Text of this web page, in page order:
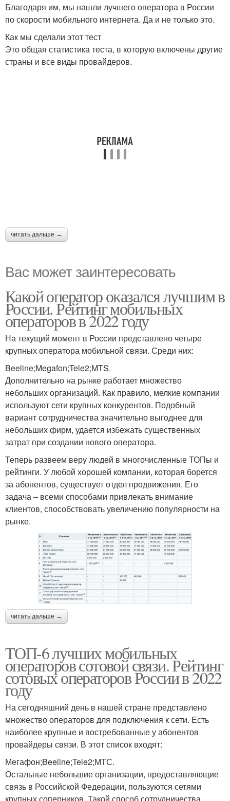
Благодаря им, мы нашли лучшего оператора в России
по скорости мобильного интернета. Да и не только это.
Как мы сделали этот тест
Это общая статистика теста, в которую включены другие
страны и все виды провайдеров.
читать дальше →
Вас может заинтересовать
Какой оператор оказался лучшим в
России. Рейтинг мобильных
операторов в 2022 году
На текущий момент в России представлено четыре
крупных оператора мобильной связи. Среди них:
Beeline;Megafon;Tele2;MTS.
Дополнительно на рынке работает множество
небольших организаций. Как правило, мелкие компании
используют сети крупных конкурентов. Подобный
вариант сотрудничества значительно выгоднее для
небольших фирм, удается избежать существенных
затрат при создании нового оператора.
Теперь развеем веру людей в многочисленные ТОПы и
рейтинги. У любой хорошей компании, которая борется
за абонентов, существует отдел продвижения. Его
задача – всеми способами привлекать внимание
клиентов, способствовать увеличению популярности на
рынке.
читать дальше →
ТОП-6 лучших мобильных
операторов сотовой связи. Рейтинг
сотовых операторов России в 2022
году
На сегодняшний день в нашей стране представлено
множество операторов для подключения к сети. Есть
наиболее крупные и востребованные у абонентов
провайдеры связи. В этот список входят:
Мегафон;Beeline;Tele2;МТС.
Остальные небольшие организации, предоставляющие
связь в Российской Федерации, пользуются сетями